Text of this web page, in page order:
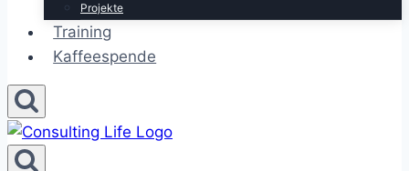
Projekte
Training
Kaffeespende